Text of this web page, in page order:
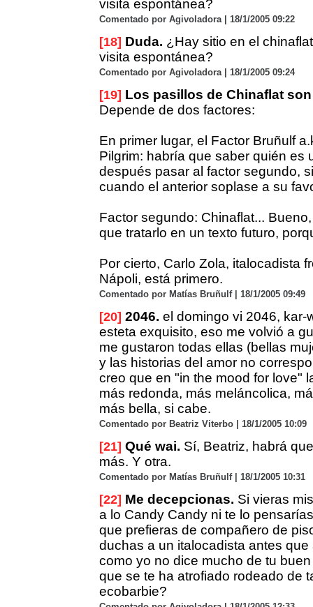
visita espontánea?
Comentado por Agivoladora | 18/1/2005 09:22
[18] Duda. ¿Hay sitio en el
visita espontánea?
Comentado por Agivoladora | 18/1/2005 09:24
[19] Los pasillos de Chinaflat
Depende de dos factores:
En primer lugar, el Factor Bruñulf
Pilgrim: habría que saber quién es
después pasar al factor segundo,
cuando el anterior soplase a su
Factor segundo: Chinaflat...
que tratarlo en un texto futuro,
Por cierto, Carlo Zola, italocadista
Nápoli, está primero.
Comentado por Matías Bruñulf | 18/1/2005 09:49
[20] 2046. el domingo vi 2046, kar-
esteta exquisito, eso me volvió a
me gustaron todas ellas (bellas
y las historias del amor no
creo que en "in the mood for love"
más redonda, más meláncolica,
más bella, si cabe.
Comentado por Beatriz Viterbo | 18/1/2005 10:09
[21] Qué wai. Sí, Beatriz, habrá
más. Y otra.
Comentado por Matías Bruñulf | 18/1/2005 10:31
[22] Me decepcionas. Si vieras
a lo Candy Candy ni te lo
que prefieras de compañero de
duchas a un italocadista antes que
como yo no dice mucho de tu
que se te ha atrofiado rodeado de
ecobarbie?